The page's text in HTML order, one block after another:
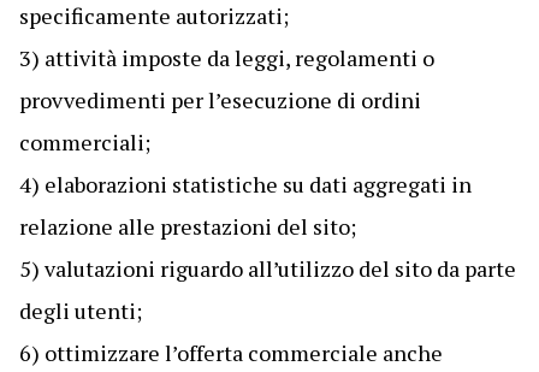
specificamente autorizzati;
3) attività imposte da leggi, regolamenti o
provvedimenti per l’esecuzione di ordini
commerciali;
4) elaborazioni statistiche su dati aggregati in
relazione alle prestazioni del sito;
5) valutazioni riguardo all’utilizzo del sito da parte
degli utenti;
6) ottimizzare l’offerta commerciale anche